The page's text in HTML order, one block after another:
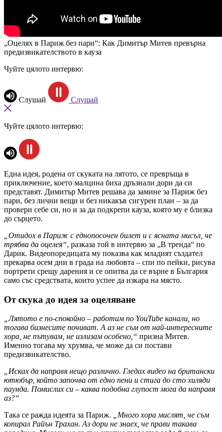
„Оцелях в Париж без пари“: Как Димитър Митев превърна
предизвикателството в кауза
Чуйте цялото интервю:
Слушай Слушай
Чуйте цялото интервю:
Една идея, родена от скуката на лятото, се превръща в
приключение, което малцина биха дръзнали дори да си
представят. Димитър Митев решава да замине за Париж без
пари, без лични вещи и без никакъв сигурен план – за да
провери себе си, но и за да подкрепи кауза, която му е близка
до сърцето.
„Отидох в Париж с еднопосочен билет и с ясната мисъл, че
трябва да оцелея“, разказа той в интервю за „В тренда“ по
Дарик. Видеопоредицата му показва как младият създател
прекарва осем дни в града на любовта – спи по пейки, рисува
портрети срещу дарения и се опитва да се върне в България
само със средствата, които успее да изкара на място.
От скука до идея за оцеляване
„Лятото е по-спокойно – работим по YouTube канали, но
тогава бизнесите почиват. А аз не съм от най-интересните
хора, не пътувам, не излизам особено,“ призна Митев.
Именно тогава му хрумва, че може да си постави
предизвикателство.
„Исках да направя нещо различно. Гледах видео на британски
ютюбър, който започва от едно пени и стига до сто хиляди
паунда. Помислих си – каква подобна глупост мога да направя
аз?“
Така се ражда идеята за Париж.
„Много хора мислят, че съм
копирал Райън Трахан. Аз дори не знаех, че прави такава